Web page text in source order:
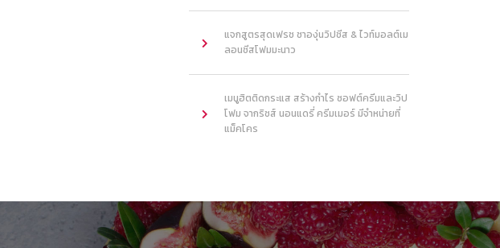
แจกสูตรสุดเฟรช ชาองุ่นวิปชีส & ไวท์มอลต์เม
ลอนชีสโฟมมะนาว
เมนูฮิตติดกระแส สร้างกำไร ซอฟต์ครีมและวิป
โฟม จากริชส์ นอนแดรี่ ครีมเมอร์ มีจำหน่ายที่
แม็คโคร